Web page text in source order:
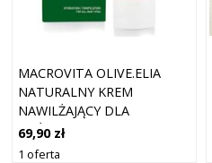
MACROVITA OLIVE.ELIA
NATURALNY KREM
NAWILŻAJĄCY DLA
MĘŻCZYZN Z BIO-OLIWĄ I
ŻEŃ-SZENIEM 50ML
69,90 zł
1 oferta